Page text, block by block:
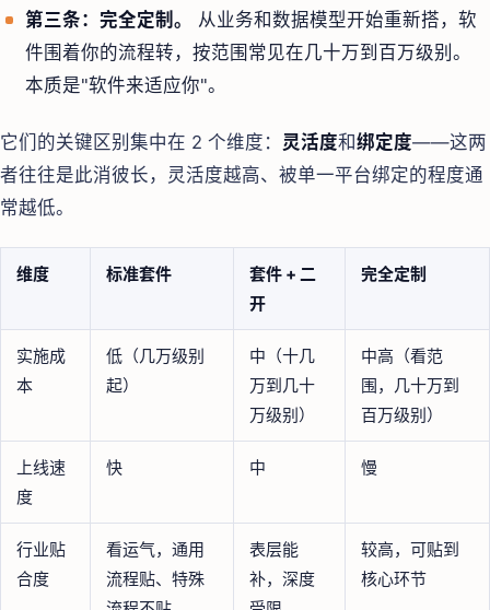
第三条：完全定制。
从业务和数据模型开始重新搭，软
件围着你的流程转，按范围常见在几十万到百万级别。
本质是"软件来适应你"。
它们的关键区别集中在 2 个维度： 灵活度和绑定度——这两
者往往是此消彼长，灵活度越高、被单一平台绑定的程度通
常越低。
维度 标准套件
套件 + 二
开
完全定制
实施成
本
低（几万级别
起）
中（十几
万到几十
万级别）
中高（看范
围，几十万到
百万级别）
上线速
度
快 中 慢
行业贴
合度
看运气，通用
流程贴、特殊
表层能
补，深度
较高，可贴到
核心环节